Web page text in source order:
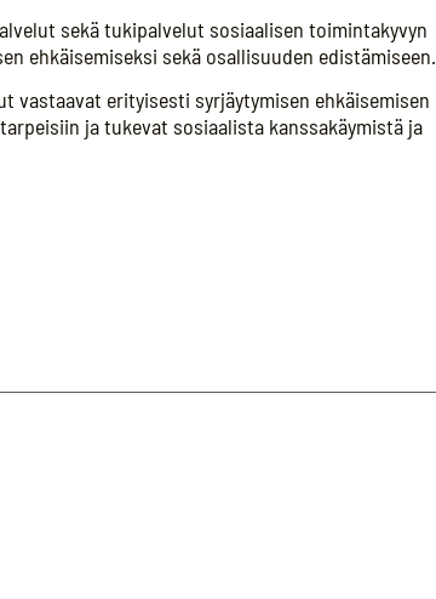
sekä tukipalvelut sosiaalisen toimintakyvyn
ehkäisemiseksi sekä osallisuuden edistämiseen.
vastaavat erityisesti syrjäytymisen ehkäisemisen
ja tukevat sosiaalista kanssakäymistä ja